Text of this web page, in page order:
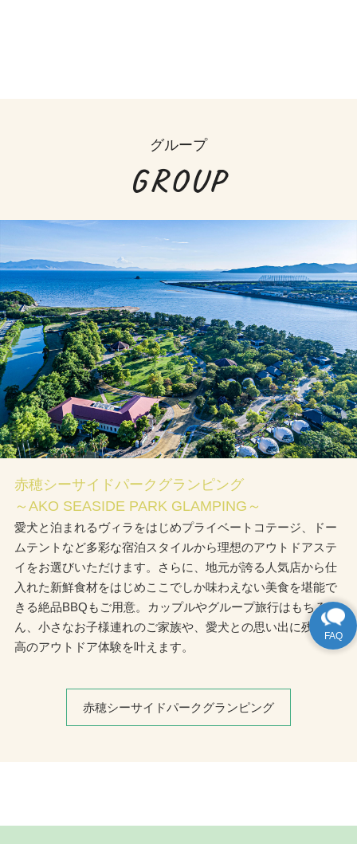
グループ
GROUP
赤穂シーサイドパークグランピング
～AKO SEASIDE PARK GLAMPING～
愛犬と泊まれるヴィラをはじめプライベートコテージ、ドー
ムテントなど多彩な宿泊スタイルから理想のアウトドアステ
イをお選びいただけます。さらに、地元が誇る人気店から仕
入れた新鮮食材をはじめここでしか味わえない美食を堪能で
きる絶品BBQもご用意。カップルやグループ旅行はもちろ
ん、小さなお子様連れのご家族や、愛犬との思い出に残る最
高のアウトドア体験を叶えます。
赤穂シーサイドパークグランピング